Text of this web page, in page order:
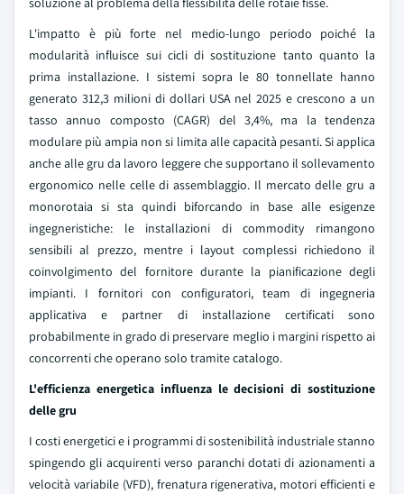
L'impatto è più forte nel medio-lungo periodo poiché la
modularità influisce sui cicli di sostituzione tanto quanto la
prima installazione. I sistemi sopra le 80 tonnellate hanno
generato 312,3 milioni di dollari USA nel 2025 e crescono a un
tasso annuo composto (CAGR) del 3,4%, ma la tendenza
modulare più ampia non si limita alle capacità pesanti. Si applica
anche alle gru da lavoro leggere che supportano il sollevamento
ergonomico nelle celle di assemblaggio. Il mercato delle gru a
monorotaia si sta quindi biforcando in base alle esigenze
ingegneristiche: le installazioni di commodity rimangono
sensibili al prezzo, mentre i layout complessi richiedono il
coinvolgimento del fornitore durante la pianificazione degli
impianti. I fornitori con configuratori, team di ingegneria
applicativa e partner di installazione certificati sono
probabilmente in grado di preservare meglio i margini rispetto ai
concorrenti che operano solo tramite catalogo.
L'efficienza energetica influenza le decisioni di sostituzione
delle gru
I costi energetici e i programmi di sostenibilità industriale stanno
spingendo gli acquirenti verso paranchi dotati di azionamenti a
velocità variabile (VFD), frenatura rigenerativa, motori efficienti e